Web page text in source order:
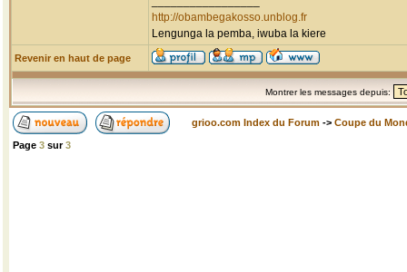
http://obambegakosso.unblog.fr
Lengunga la pemba, iwuba la kiere
Revenir en haut de page
Montrer les messages depuis:
grioo.com Index du Forum -> Coupe du
Page 3 sur3